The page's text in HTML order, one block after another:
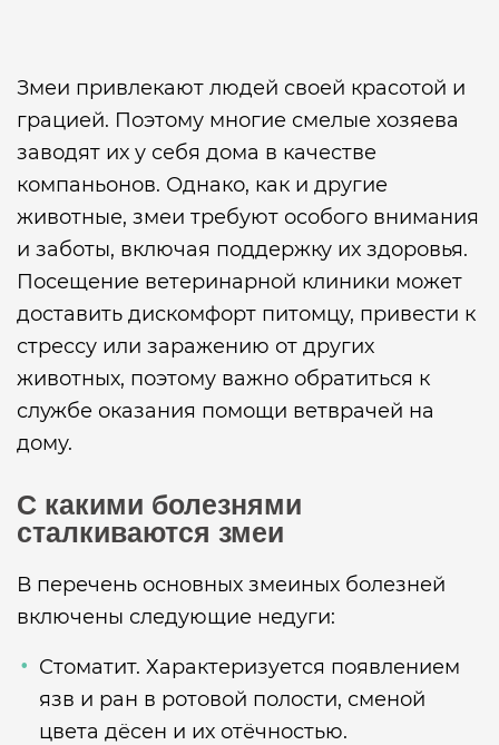
Змеи привлекают людей своей красотой и
грацией. Поэтому многие смелые хозяева
заводят их у себя дома в качестве
компаньонов. Однако, как и другие
животные, змеи требуют особого внимания
и заботы, включая поддержку их здоровья.
Посещение ветеринарной клиники может
доставить дискомфорт питомцу, привести к
стрессу или заражению от других
животных, поэтому важно обратиться к
службе оказания помощи ветврачей на
дому.
С какими болезнями
сталкиваются змеи
В перечень основных змеиных болезней
включены следующие недуги:
Стоматит. Характеризуется появлением
язв и ран в ротовой полости, сменой
цвета дёсен и их отёчностью.